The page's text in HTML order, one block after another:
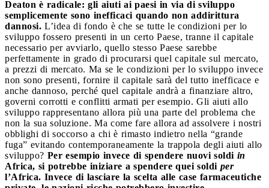
Deaton è radicale: gli aiuti ai paesi in via di sviluppo
semplicemente sono inefficaci quando non addirittura
dannosi. L’idea di fondo è che se tutte le condizioni per lo
sviluppo fossero presenti in un certo Paese, tranne il capitale
necessario per avviarlo, quello stesso Paese sarebbe
perfettamente in grado di procurarsi quel capitale sul mercato,
a prezzi di mercato. Ma se le condizioni per lo sviluppo invece
non sono presenti, fornire il capitale sarà del tutto inefficace e
anche dannoso, perché quel capitale andrà a finanziare altro,
governi corrotti e conflitti armati per esempio. Gli aiuti allo
sviluppo rappresentano allora più una parte del problema che
non la sua soluzione. Ma come fare allora ad assolvere i nostri
obblighi di soccorso a chi è rimasto indietro nella “grande
fuga” evitando contemporaneamente la trappola degli aiuti allo
sviluppo? Per esempio invece di spendere nuovi soldi in
Africa, si potrebbe iniziare a spendere quei soldi per
l’Africa. Invece di lasciare la scelta alle case farmaceutiche